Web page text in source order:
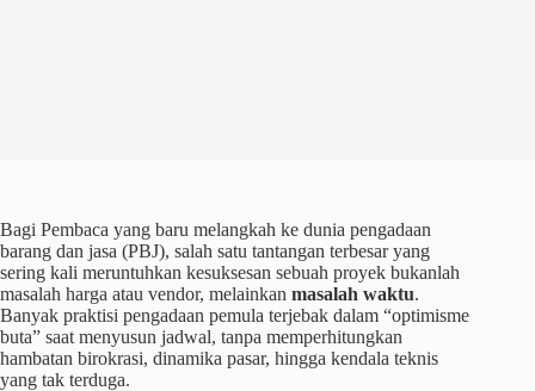
Bagi Pembaca yang baru melangkah ke dunia pengadaan
barang dan jasa (PBJ), salah satu tantangan terbesar yang
sering kali meruntuhkan kesuksesan sebuah proyek bukanlah
masalah harga atau vendor, melainkan masalah waktu.
Banyak praktisi pengadaan pemula terjebak dalam “optimisme
buta” saat menyusun jadwal, tanpa memperhitungkan
hambatan birokrasi, dinamika pasar, hingga kendala teknis
yang tak terduga.